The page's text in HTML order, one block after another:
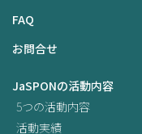
FAQ
お問合せ
JaSPONの活動内容
5つの活動内容
活動実績